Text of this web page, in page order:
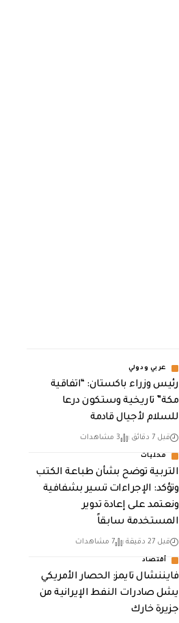
عربي ودولي
رئيس وزراء باكستان: “اتفاقية
مكة” تاريخية وستكون درعا
للسلام لأجيال قادمة
قبل 7 دقائق 3 مشاهدات
محليات
التربية توضح بشأن طباعة الكتب
وتؤكد: الإجراءات تسير بشفافية
ونعتمد على إعادة تدوير
المستخدمة سابقاً
قبل 27 دقيقة 7 مشاهدات
أقتصاد
فايننشال تايمز: الحصار الأمريكي
يشل صادرات النفط الإيرانية من
جزيرة خارك